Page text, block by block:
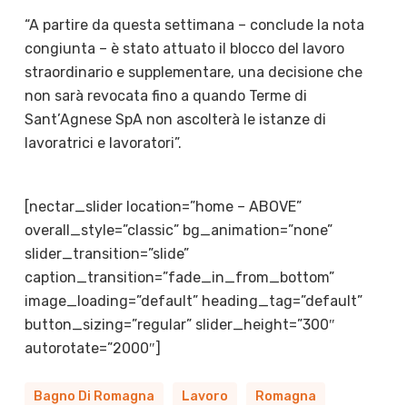
“A partire da questa settimana – conclude la nota
congiunta – è stato attuato il blocco del lavoro
straordinario e supplementare, una decisione che
non sarà revocata fino a quando Terme di
Sant’Agnese SpA non ascolterà le istanze di
lavoratrici e lavoratori”.
[nectar_slider location=”home – ABOVE”
overall_style=”classic” bg_animation=”none”
slider_transition=”slide”
caption_transition=”fade_in_from_bottom”
image_loading=”default” heading_tag=”default”
button_sizing=”regular” slider_height=”300″
autorotate=”2000″]
Bagno Di Romagna Lavoro Romagna